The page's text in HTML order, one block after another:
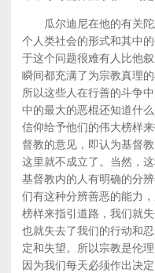
瓜尔迪尼在他的有关陀
个人类社会的形式和其中
于这个问题很难有人比他
瞬间都充满了为宗教真理
所以这些人在行善的斗争
中的最大的恶棍还知道什
信仰给予他们的伟大榜样
督教的意见，即认为基督
这里就不成立了。当然，
基督教内的人有明确的分
们有这种分辨善恶的能力
榜样来指引道路，我们就
也就失去了我们的行动和
定和失望。所以宗教是伦
因为我们每天必须作出决